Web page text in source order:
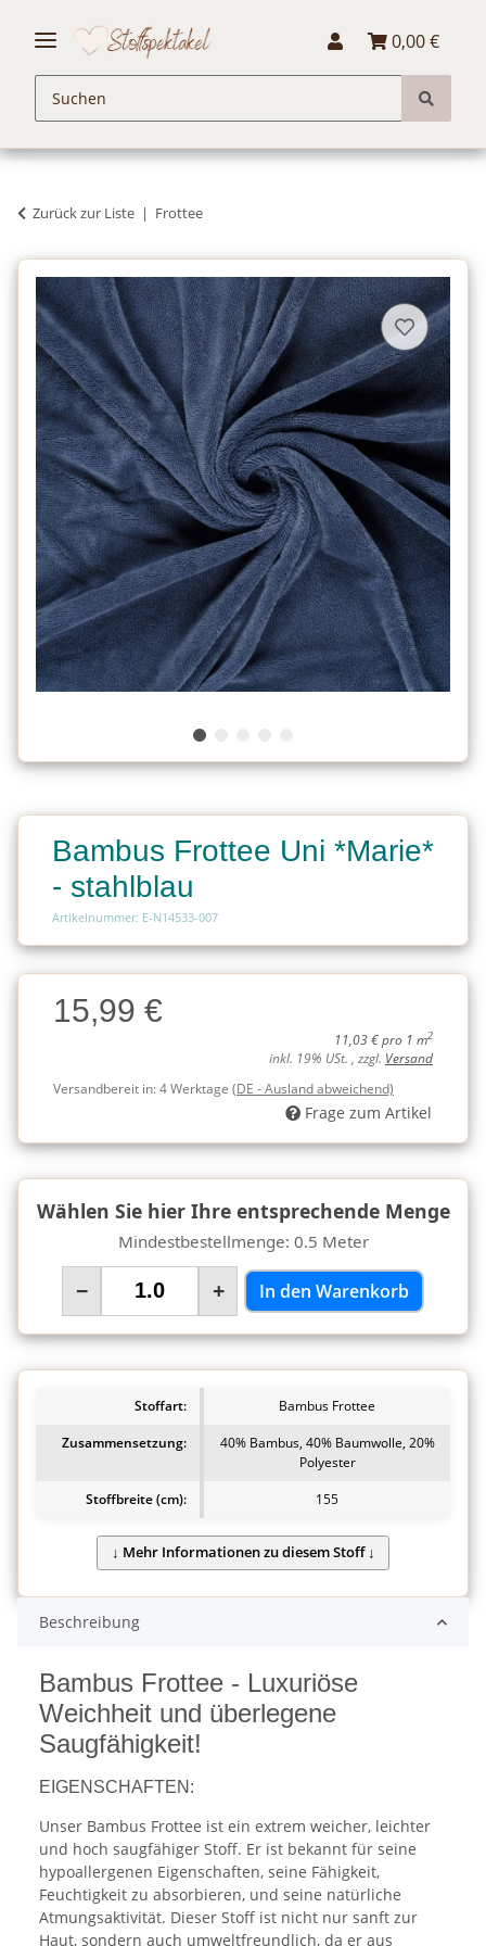
0,00 €
Zurück zur Liste Frottee
Bambus Frottee Uni *Marie*
- stahlblau
Artikelnummer: E-N14533-007
Charge
Charge15,99 €
11,03 € pro 1 m2
inkl. 19% USt. , zzgl. Versand
Versandbereit in:4 Werktage (DE - Ausland abweichend)
Frage zum Artikel
Wählen Sie hier Ihre entsprechende Menge
Mindestbestellmenge: 0.5 Meter
− + In den Warenkorb
Stoffart:
Bambus Frottee
Zusammensetzung:
40% Bambus, 40% Baumwolle, 20%
Polyester
Stoffbreite (cm):
155
Beschreibung
Bambus Frottee - Luxuriöse
Weichheit und überlegene
Saugfähigkeit!
EIGENSCHAFTEN:
Unser Bambus Frottee ist ein extrem weicher, leichter
und hoch saugfähiger Stoff. Er ist bekannt für seine
hypoallergenen Eigenschaften, seine Fähigkeit,
Feuchtigkeit zu absorbieren, und seine natürliche
Atmungsaktivität. Dieser Stoff ist nicht nur sanft zur
Haut, sondern auch umweltfreundlich, da er aus